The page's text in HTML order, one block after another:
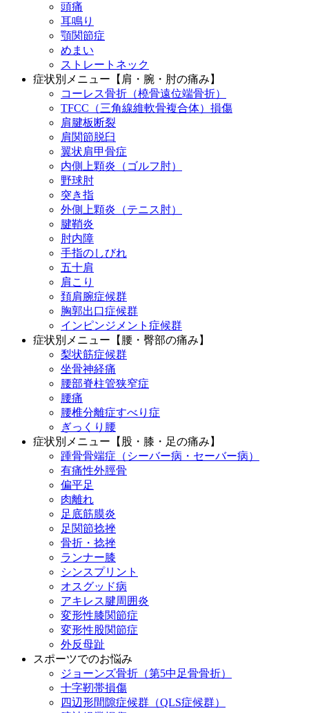
頭痛
耳鳴り
顎関節症
めまい
ストレートネック
症状別メニュー【肩・腕・肘の痛み】
コーレス骨折（橈骨遠位端骨折）
TFCC（三角線維軟骨複合体）損傷
肩腱板断裂
肩関節脱臼
翼状肩甲骨症
内側上顆炎（ゴルフ肘）
野球肘
突き指
外側上顆炎（テニス肘）
腱鞘炎
肘内障
手指のしびれ
五十肩
肩こり
頚肩腕症候群
胸郭出口症候群
インピンジメント症候群
症状別メニュー【腰・臀部の痛み】
梨状筋症候群
坐骨神経痛
腰部脊柱管狭窄症
腰痛
腰椎分離症すべり症
ぎっくり腰
症状別メニュー【股・膝・足の痛み】
踵骨骨端症（シーバー病・セーバー病）
有痛性外脛骨
偏平足
肉離れ
足底筋膜炎
足関節捻挫
骨折・捻挫
ランナー膝
シンスプリント
オスグッド病
アキレス腱周囲炎
変形性膝関節症
変形性股関節症
外反母趾
スポーツでのお悩み
ジョーンズ骨折（第5中足骨骨折）
十字靭帯損傷
四辺形間隙症候群（QLS症候群）